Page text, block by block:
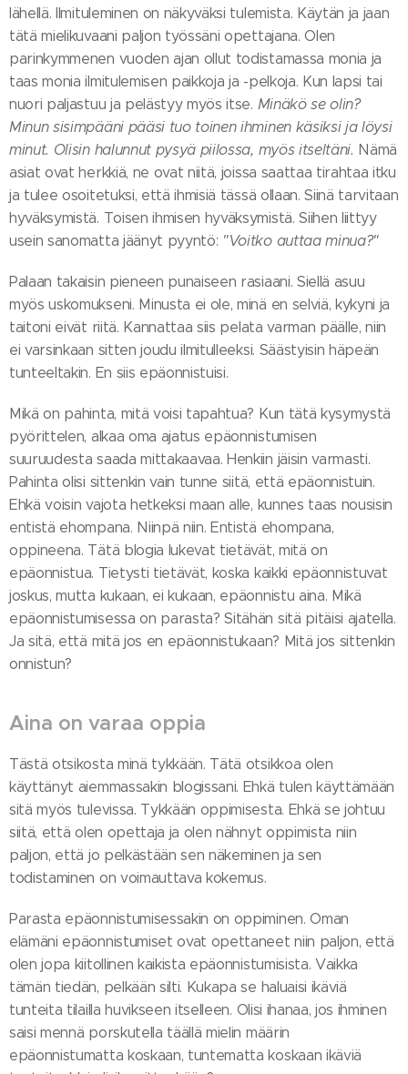
lähellä. Ilmituleminen on näkyväksi tulemista. Käytän ja jaan
tätä mielikuvaani paljon työssäni opettajana. Olen
parinkymmenen vuoden ajan ollut todistamassa monia ja
taas monia ilmitulemisen paikkoja ja -pelkoja. Kun lapsi tai
nuori paljastuu ja pelästyy myös itse. Minäkö se olin?
Minun sisimpääni pääsi tuo toinen ihminen käsiksi ja löysi
minut. Olisin halunnut pysyä piilossa, myös itseltäni. Nämä
asiat ovat herkkiä, ne ovat niitä, joissa saattaa tirahtaa itku
ja tulee osoitetuksi, että ihmisiä tässä ollaan. Siinä tarvitaan
hyväksymistä. Toisen ihmisen hyväksymistä. Siihen liittyy
usein sanomatta jäänyt pyyntö: "Voitko auttaa minua?"
Palaan takaisin pieneen punaiseen rasiaani. Siellä asuu
myös uskomukseni. Minusta ei ole, minä en selviä, kykyni ja
taitoni eivät riitä. Kannattaa siis pelata varman päälle, niin
ei varsinkaan sitten joudu ilmitulleeksi. Säästyisin häpeän
tunteeltakin. En siis epäonnistuisi.
Mikä on pahinta, mitä voisi tapahtua? Kun tätä kysymystä
pyörittelen, alkaa oma ajatus epäonnistumisen
suuruudesta saada mittakaavaa. Henkiin jäisin varmasti.
Pahinta olisi sittenkin vain tunne siitä, että epäonnistuin.
Ehkä voisin vajota hetkeksi maan alle, kunnes taas nousisin
entistä ehompana. Niinpä niin. Entistä ehompana,
oppineena. Tätä blogia lukevat tietävät, mitä on
epäonnistua. Tietysti tietävät, koska kaikki epäonnistuvat
joskus, mutta kukaan, ei kukaan, epäonnistu aina. Mikä
epäonnistumisessa on parasta? Sitähän sitä pitäisi ajatella.
Ja sitä, että mitä jos en epäonnistukaan? Mitä jos sittenkin
onnistun?
Aina on varaa oppia
Tästä otsikosta minä tykkään. Tätä otsikkoa olen
käyttänyt aiemmassakin blogissani. Ehkä tulen käyttämään
sitä myös tulevissa. Tykkään oppimisesta. Ehkä se johtuu
siitä, että olen opettaja ja olen nähnyt oppimista niin
paljon, että jo pelkästään sen näkeminen ja sen
todistaminen on voimauttava kokemus.
Parasta epäonnistumisessakin on oppiminen. Oman
elämäni epäonnistumiset ovat opettaneet niin paljon, että
olen jopa kiitollinen kaikista epäonnistumisista. Vaikka
tämän tiedän, pelkään silti. Kukapa se haluaisi ikäviä
tunteita tilailla huvikseen itselleen. Olisi ihanaa, jos ihminen
saisi mennä porskutella täällä mielin määrin
epäonnistumatta koskaan, tuntematta koskaan ikäviä